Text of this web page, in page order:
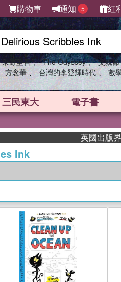
購物車 通知 5 紅
東野圭吾 、 The Odyssey 、 父親節
方念華 、 台灣的李登輝時代 、 數
三民東大 電子書
英國出版界指
Ink